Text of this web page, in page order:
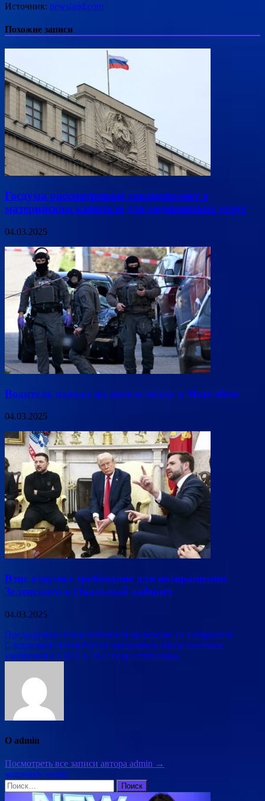
Источник: newsland.com
Похожие записи
Госдума рассматривает законопроект о
материнском капитале для медицинских услуг
04.03.2025
Водитель въехал на авто в толпу в Мангейме
04.03.2025
Вэнс озвучил требование для возвращения
Зеленского в Овальный кабинет
04.03.2025
Навигация
по
Предыдущая статья Успенская на пенсию не собирается
Следующая статья Россия уменьшила объем поставок
удобрений в США в 2024 году: статистика
О admin
Посмотреть все записи автора admin →
машинки андис
Найти: